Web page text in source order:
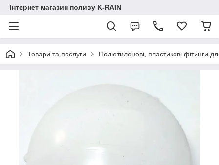
Інтернет магазин поливу K-RAIN
Товари та послуги Поліетиленові, пластикові фітинги